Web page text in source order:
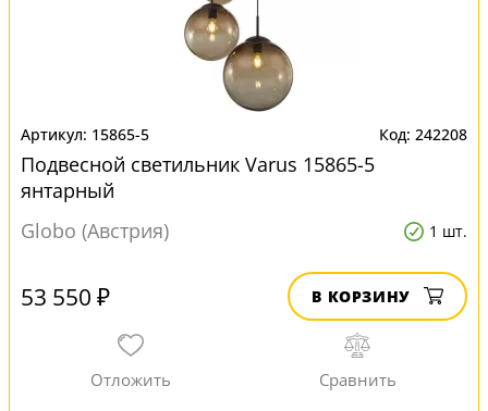
15865-5 242208
Подвесной светильник Varus 15865-5
янтарный
Globo (Австрия)
1 шт.
53 550 ₽ В КОРЗИНУ